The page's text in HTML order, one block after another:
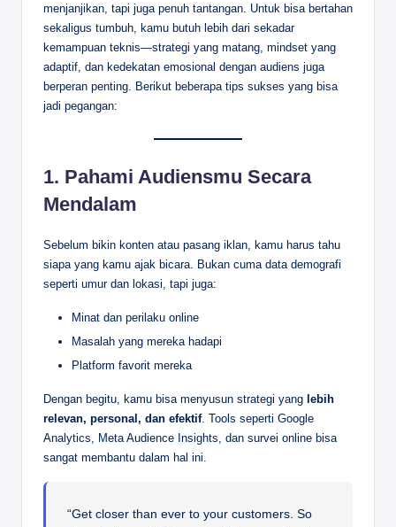
menjanjikan, tapi juga penuh tantangan. Untuk bisa bertahan
sekaligus tumbuh, kamu butuh lebih dari sekadar
kemampuan teknis—strategi yang matang, mindset yang
adaptif, dan kedekatan emosional dengan audiens juga
berperan penting. Berikut beberapa tips sukses yang bisa
jadi pegangan:
1. Pahami Audiensmu Secara
Mendalam
Sebelum bikin konten atau pasang iklan, kamu harus tahu
siapa yang kamu ajak bicara. Bukan cuma data demografi
seperti umur dan lokasi, tapi juga:
Minat dan perilaku online
Masalah yang mereka hadapi
Platform favorit mereka
Dengan begitu, kamu bisa menyusun strategi yang lebih
relevan, personal, dan efektif. Tools seperti Google
Analytics, Meta Audience Insights, dan survei online bisa
sangat membantu dalam hal ini.
“Get closer than ever to your customers. So